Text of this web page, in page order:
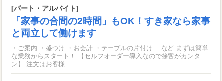
[パート・アルバイト]
「家事の合間の2時間」もOK！すき家なら家事
と両立して働けます
・ご案内 ・盛つけ ・お会計 ・テーブルの片付け など まずは簡単
な業務からスタート！ 【セルフオーダー導入なので接客がカンタ
ン】 注文はお客様...